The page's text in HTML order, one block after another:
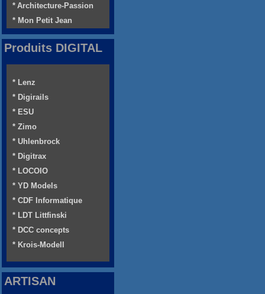
* Architecture-Passion
* Mon Petit Jean
Produits DIGITAL
* Lenz
* Digirails
* ESU
* Zimo
* Uhlenbrock
* Digitrax
* LOCOIO
* YD Models
* CDF Informatique
* LDT Littfinski
* DCC concepts
* Krois-Modell
ARTISAN